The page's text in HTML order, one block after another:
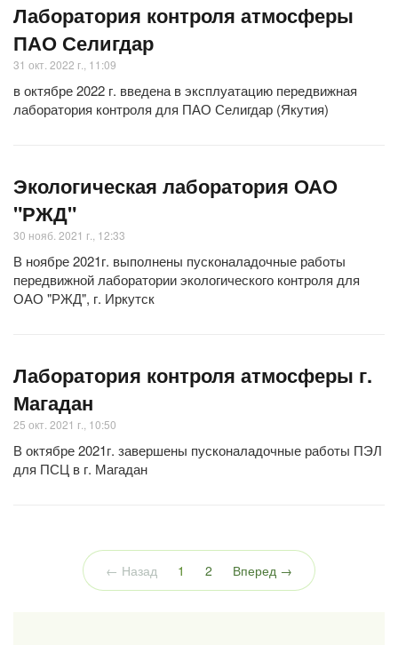
Лаборатория контроля атмосферы
ПАО Селигдар
31 окт. 2022 г., 11:09
в октябре 2022 г. введена в эксплуатацию передвижная
лаборатория контроля для ПАО Селигдар (Якутия)
Экологическая лаборатория ОАО
"РЖД"
30 нояб. 2021 г., 12:33
В ноябре 2021г. выполнены пусконаладочные работы
передвижной лаборатории экологического контроля для
ОАО "РЖД", г. Иркутск
Лаборатория контроля атмосферы г.
Магадан
25 окт. 2021 г., 10:50
В октябре 2021г. завершены пусконаладочные работы ПЭЛ
для ПСЦ в г. Магадан
← Назад 1 (текущая)
2 Вперед →